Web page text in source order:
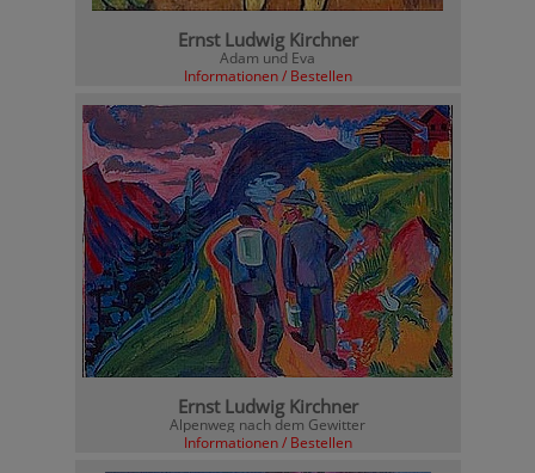
Ernst Ludwig Kirchner
Adam und Eva
Informationen / Bestellen
Ernst Ludwig Kirchner
Alpenweg nach dem Gewitter
Informationen / Bestellen